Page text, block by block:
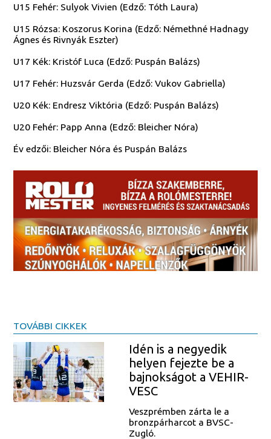
U15 Fehér: Sulyok Vivien (Edző: Tóth Laura)
U15 Rózsa: Koszorus Korina (Edző: Némethné Hadnagy
Ágnes és Rivnyák Eszter)
U17 Kék: Kristóf Luca (Edző: Puspán Balázs)
U17 Fehér: Huzsvár Gerda (Edző: Vukov Gabriella)
U20 Kék: Endresz Viktória (Edző: Puspán Balázs)
U20 Fehér: Papp Anna (Edző: Bleicher Nóra)
Év edzői: Bleicher Nóra és Puspán Balázs
TOVÁBBI CIKKEK
Idén is a negyedik
helyen fejezte be a
bajnokságot a VEHIR-
VESC
Veszprémben zárta le a
bronzpárharcot a BVSC-
Zugló.